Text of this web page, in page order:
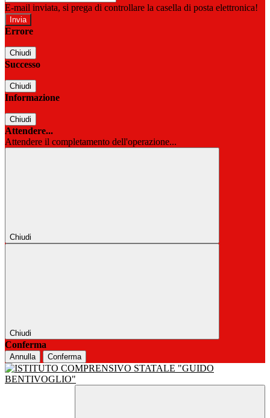
E-mail inviata, si prega di controllare la casella di posta elettronica!
Errore
Chiudi
Successo
Chiudi
Informazione
Chiudi
Attendere...
Attendere il completamento dell'operazione...
Chiudi
Chiudi
Conferma
Annulla Conferma